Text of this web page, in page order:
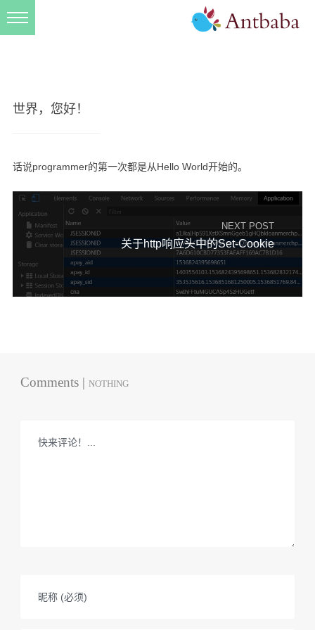
后端
生产力
新型技术
关于我
世界，您好！
话说programmer的第一次都是从Hello World开始的。
NEXT POST
关于http响应头中的Set-Cookie
Comments | NOTHING